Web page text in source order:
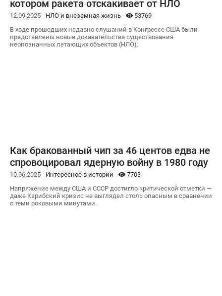
котором ракета отскакивает от НЛО
12.09.2025 НЛО и внеземная жизнь
53769
В ходе прошедших недавно слушаний в Конгрессе США были
представлены новые доказательства существования
неопознанных летающих объектов (НЛО).
Как бракованный чип за 46 центов едва не
спровоцировал ядерную войну в 1980 году
10.06.2025 Интересное в истории
7703
Напряжение между США и СССР достигло критической отметки —
даже Карибский кризис не выглядел столь опасным в сравнении
с теми роковыми минутами.